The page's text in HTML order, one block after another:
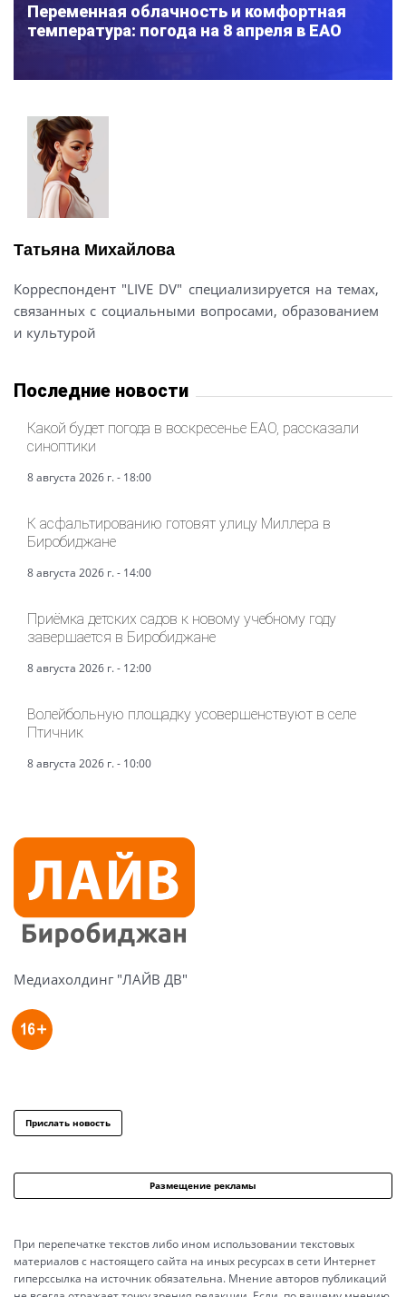
Переменная облачность и комфортная
температура: погода на 8 апреля в ЕАО
Татьяна Михайлова
Корреспондент "LIVE DV" специализируется на темах,
связанных с социальными вопросами, образованием
и культурой
Последние новости
Какой будет погода в воскресенье ЕАО, рассказали
синоптики
8 августа 2026 г. - 18:00
К асфальтированию готовят улицу Миллера в
Биробиджане
8 августа 2026 г. - 14:00
Приёмка детских садов к новому учебному году
завершается в Биробиджане
8 августа 2026 г. - 12:00
Волейбольную площадку усовершенствуют в селе
Птичник
8 августа 2026 г. - 10:00
Медиахолдинг "ЛАЙВ ДВ"
Прислать новость
Размещение рекламы
При перепечатке текстов либо ином использовании текстовых
материалов с настоящего сайта на иных ресурсах в сети Интернет
гиперссылка на источник обязательна. Мнение авторов публикаций